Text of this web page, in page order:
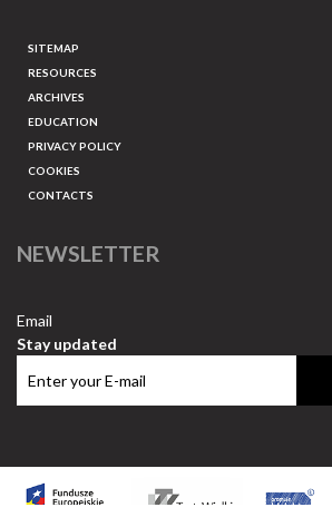
SITEMAP
RESOURCES
ARCHIVES
EDUCATION
PRIVACY POLICY
COOKIES
CONTACTS
NEWSLETTER
Email
Stay updated